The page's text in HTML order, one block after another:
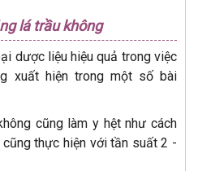
lá trầu không
dược liệu hiệu quả trong việc
xuất hiện trong một số bài
cũng làm y hệt như cách
thực hiện với tần suất 2 -